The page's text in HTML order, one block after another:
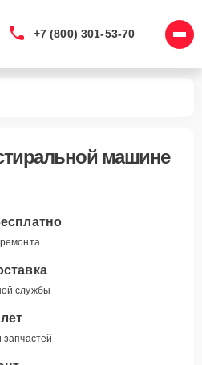
+7 (800) 301-53-70
машине
службы